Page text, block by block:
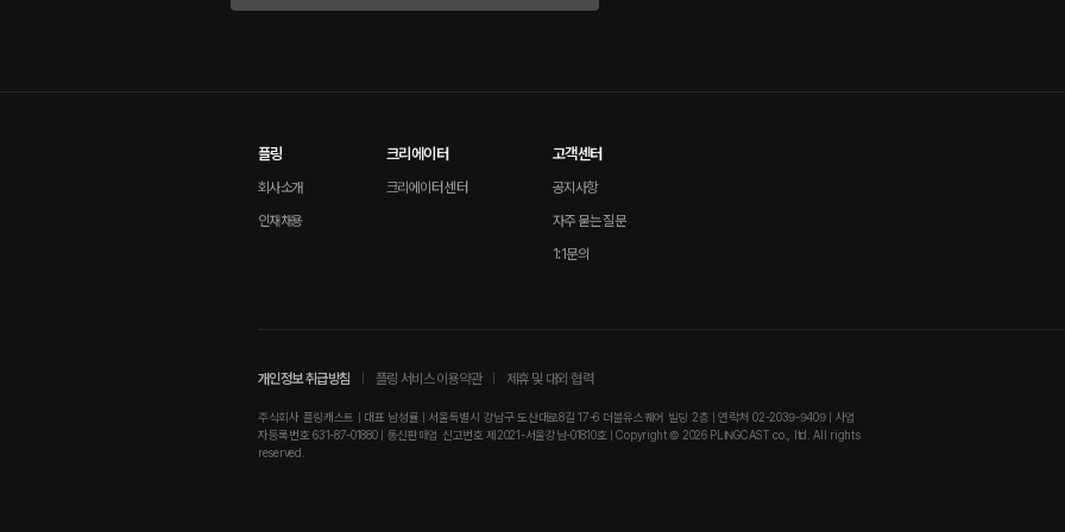
플링
회사소개
인재채용
크리에이터
크리에이터 센터
고객센터
공지사항
자주 묻는 질문
1:1문의
개인정보 취급방침 플링 서비스 이용약관 제휴 및 대외 협력
주식회사 플링캐스트 | 대표 남성률 | 서울특별시 강남구 도산대로8길 17-6 더블유스퀘어 빌딩 2층 | 연락처 02-2039-9409 | 사업
자등록번호 631-87-01880 | 통신판매업 신고번호 제2021-서울강남-01810호 | Copyright © 2026 PLINGCAST co., ltd. All rights
reserved.